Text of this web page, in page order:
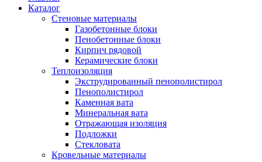
Каталог
Стеновые материалы
Газобетонные блоки
Пенобетонные блоки
Кирпич рядовой
Керамические блоки
Теплоизоляция
Экструдированный пенополистирол
Пенополистирол
Каменная вата
Минеральная вата
Отражающая изоляция
Подложки
Стекловата
Кровельные материалы